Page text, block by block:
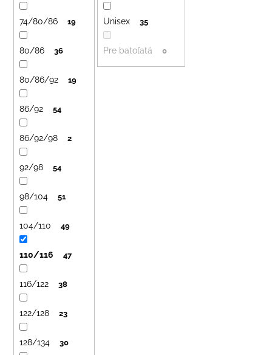
o
d
u
o
Unisex 35
Pre batoľatá 0
74/80/86 19
80/86 36
80/86/92 19
86/92 54
86/92/98 2
92/98 54
98/104 51
104/110 49
110/116 47
116/122 38
122/128 23
128/134 30
m
LETNÉ
NOHAVICE
TYRKYSOVÉ
KORÁLKY
€29